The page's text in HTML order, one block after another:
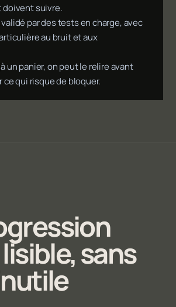
suivre.
par des tests en charge, avec
au bruit et aux
un panier, on peut le relire avant
ce qui risque de bloquer.
sans